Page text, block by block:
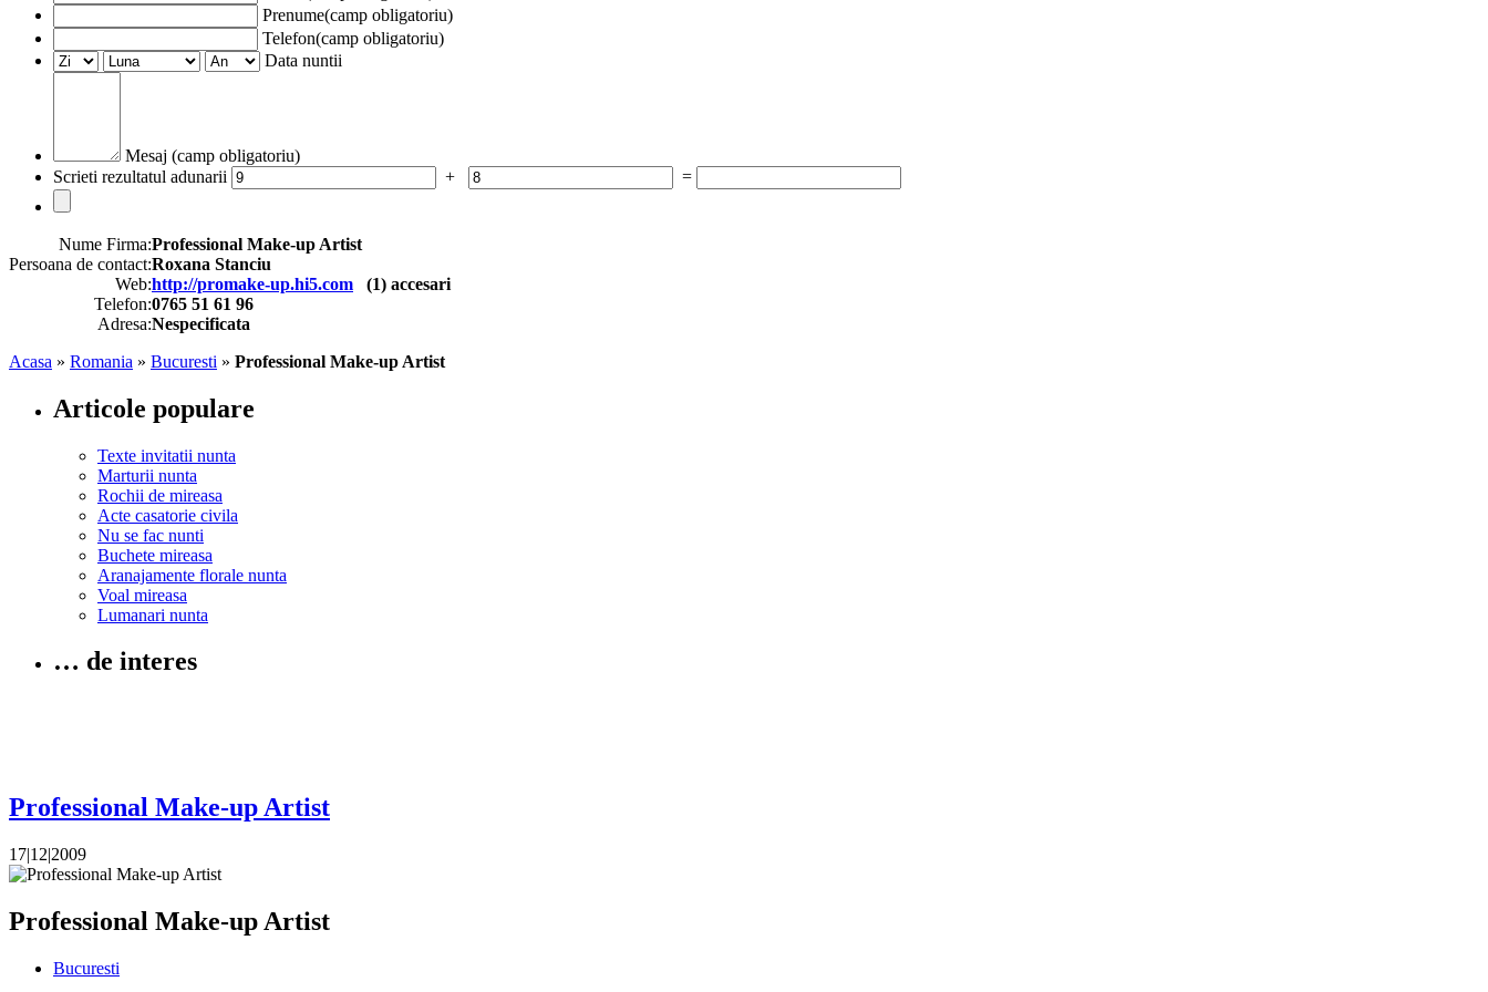
Prenume(camp obligatoriu)
Telefon(camp obligatoriu)
Data nuntii
Mesaj (camp obligatoriu)
Scrieti rezultatul adunarii
+ =
Nume Firma:Professional Make-up Artist
Persoana de contact:Roxana Stanciu
Web:http://promake-up.hi5.com (1) accesari
Telefon:0765 51 61 96
Adresa:Nespecificata
Acasa » Romania » Bucuresti » Professional Make-up Artist
Articole populare
Texte invitatii nunta
Marturii nunta
Rochii de mireasa
Acte casatorie civila
Nu se fac nunti
Buchete mireasa
Aranajamente florale nunta
Voal mireasa
Lumanari nunta
… de interes
Professional Make-up Artist
17|12|2009
Professional Make-up Artist
Bucuresti